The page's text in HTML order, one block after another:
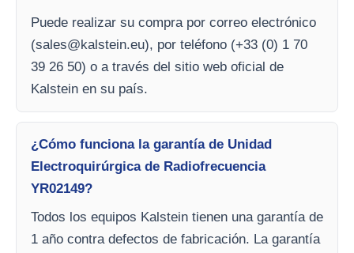
Puede realizar su compra por correo electrónico
(sales@kalstein.eu), por teléfono (+33 (0) 1 70
39 26 50) o a través del sitio web oficial de
Kalstein en su país.
¿Cómo funciona la garantía de Unidad
Electroquirúrgica de Radiofrecuencia
YR02149?
Todos los equipos Kalstein tienen una garantía de
1 año contra defectos de fabricación. La garantía